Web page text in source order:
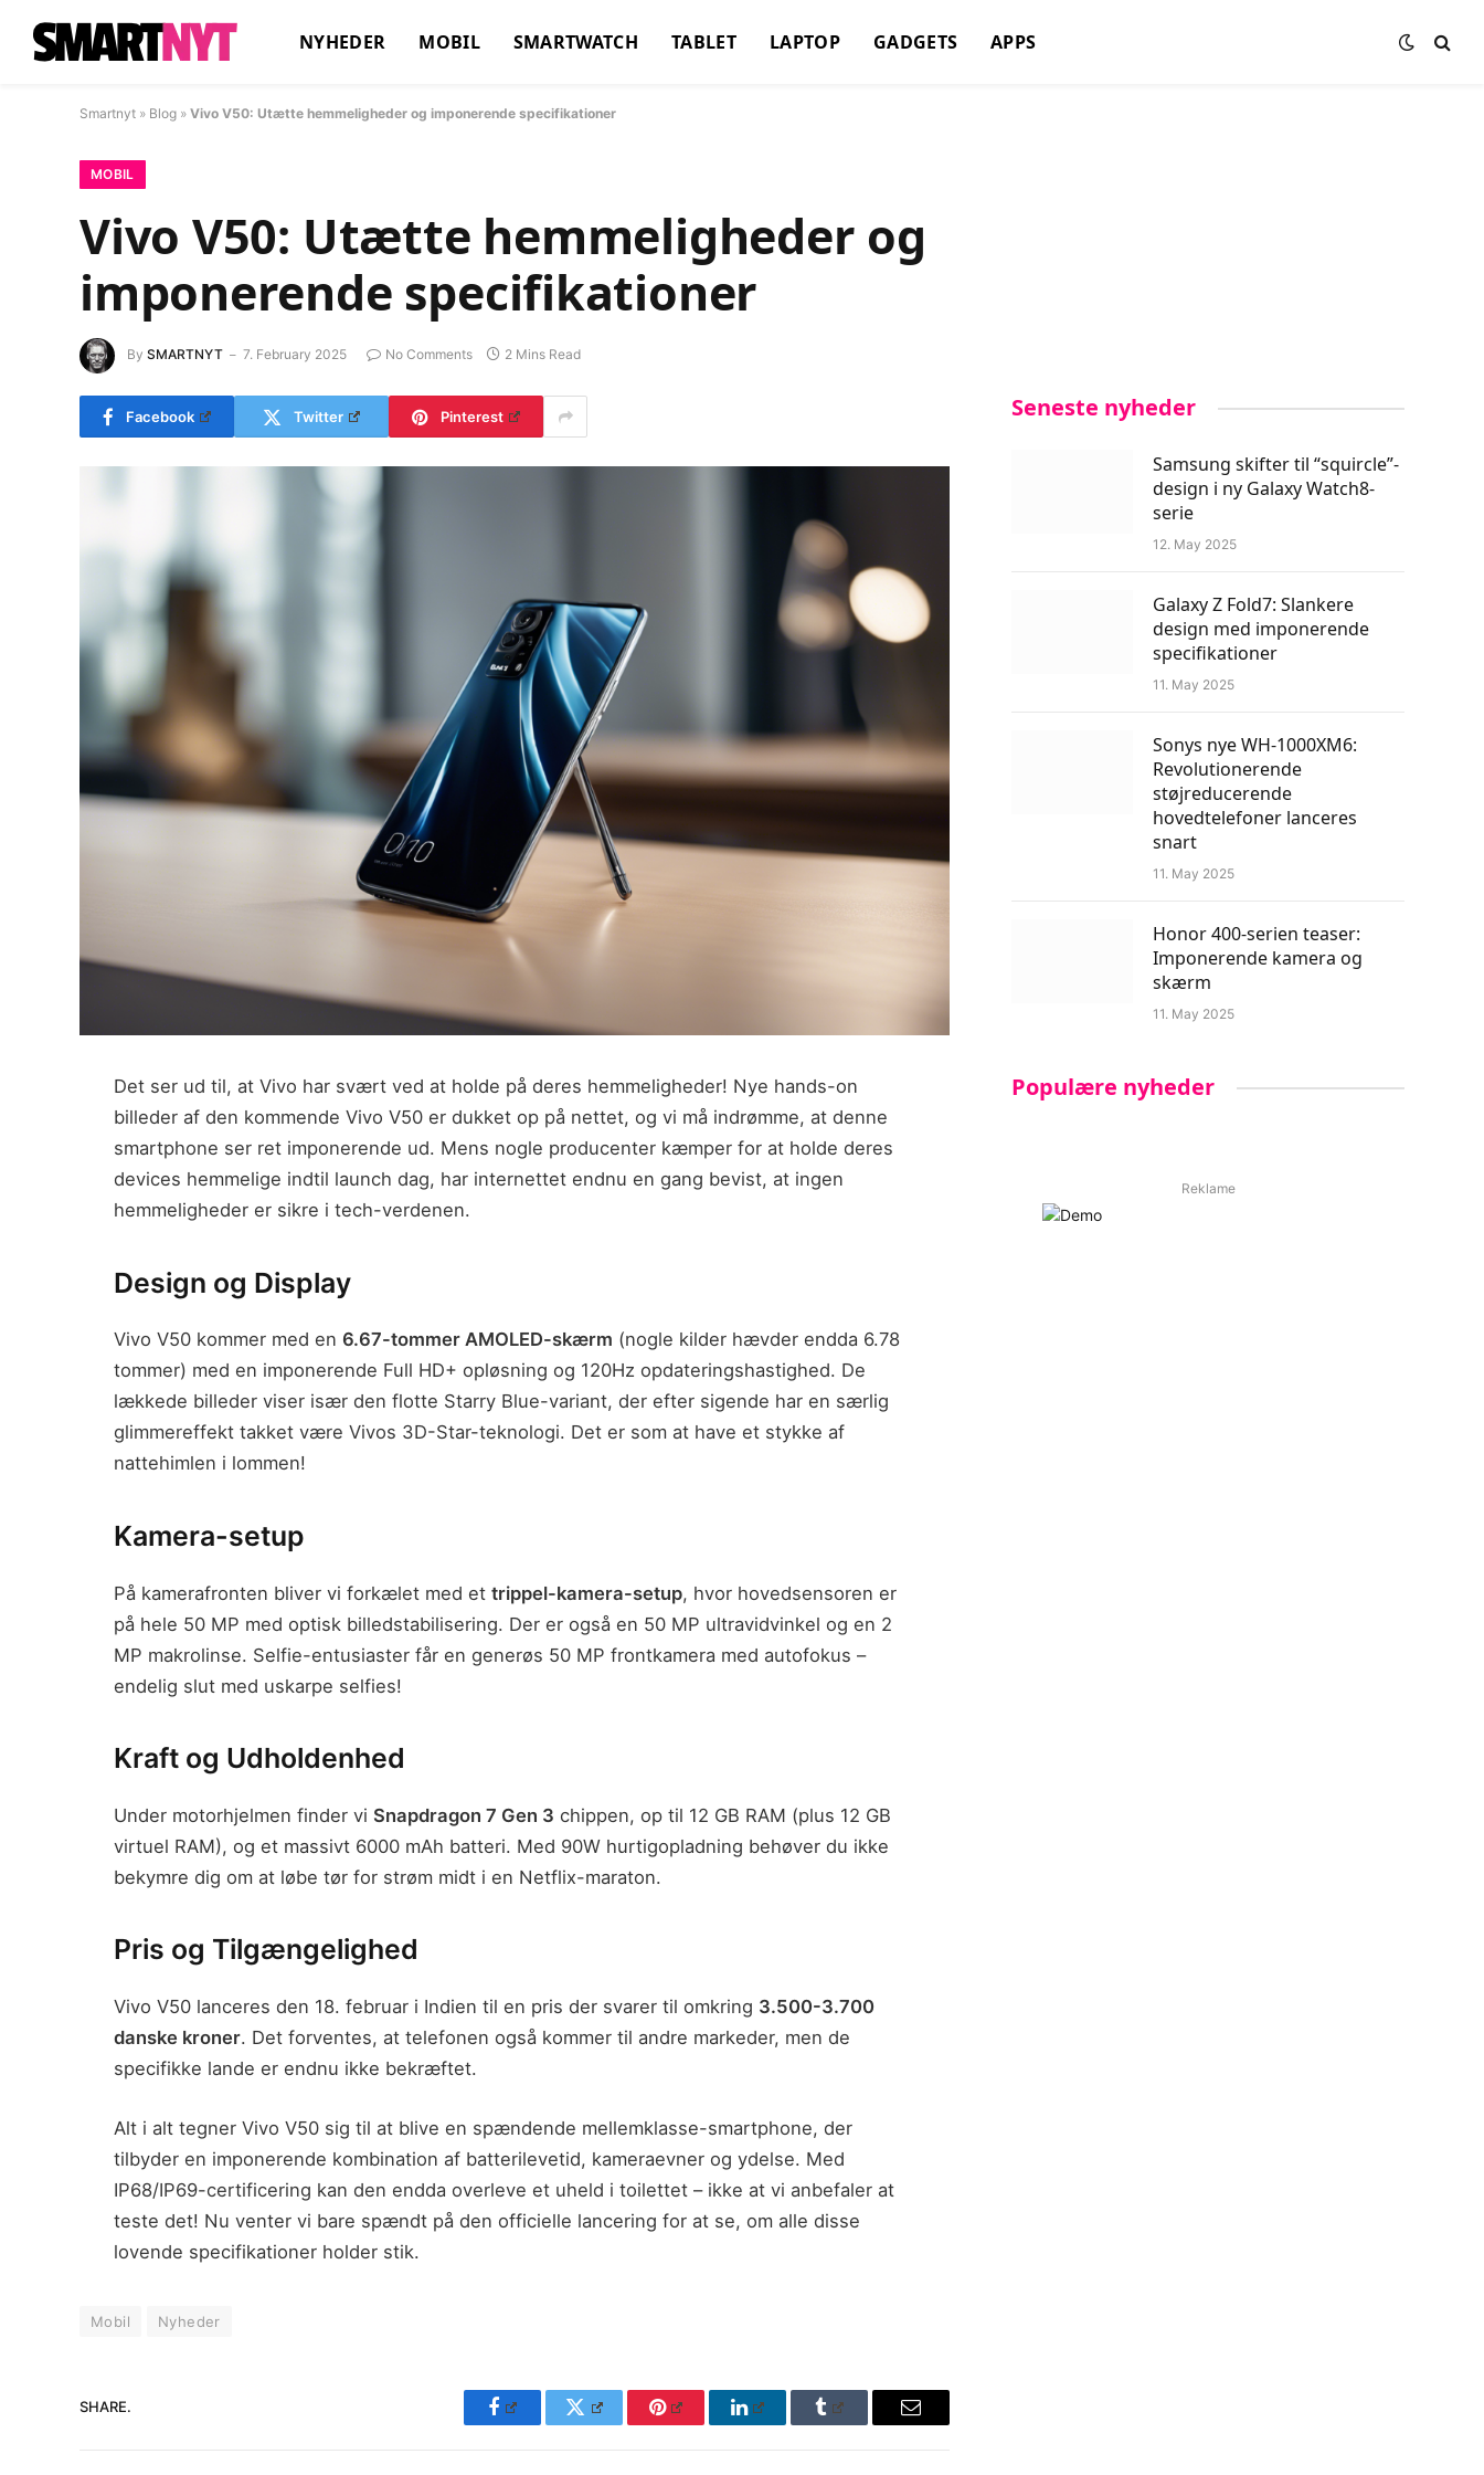
NYHEDER MOBIL SMARTWATCH TABLET LAPTOP GADGETS APPS
Smartnyt » Blog » Vivo V50: Utætte hemmeligheder og imponerende specifikationer
MOBIL
Vivo V50: Utætte hemmeligheder og
imponerende specifikationer
By SMARTNYT 7. February 2025 No Comments 2 Mins Read
Facebook Twitter Pinterest
Det ser ud til, at Vivo har svært ved at holde på deres hemmeligheder! Nye hands-on
billeder af den kommende Vivo V50 er dukket op på nettet, og vi må indrømme, at denne
smartphone ser ret imponerende ud. Mens nogle producenter kæmper for at holde deres
devices hemmelige indtil launch dag, har internettet endnu en gang bevist, at ingen
hemmeligheder er sikre i tech-verdenen.
Design og Display
Vivo V50 kommer med en 6.67-tommer AMOLED-skærm (nogle kilder hævder endda 6.78
tommer) med en imponerende Full HD+ opløsning og 120Hz opdateringshastighed. De
lækkede billeder viser især den flotte Starry Blue-variant, der efter sigende har en særlig
glimmereffekt takket være Vivos 3D-Star-teknologi. Det er som at have et stykke af
nattehimlen i lommen!
Kamera-setup
På kamerafronten bliver vi forkælet med et trippel-kamera-setup, hvor hovedsensoren er
på hele 50 MP med optisk billedstabilisering. Der er også en 50 MP ultravidvinkel og en 2
MP makrolinse. Selfie-entusiaster får en generøs 50 MP frontkamera med autofokus –
endelig slut med uskarpe selfies!
Kraft og Udholdenhed
Under motorhjelmen finder vi Snapdragon 7 Gen 3 chippen, op til 12 GB RAM (plus 12 GB
virtuel RAM), og et massivt 6000 mAh batteri. Med 90W hurtigopladning behøver du ikke
bekymre dig om at løbe tør for strøm midt i en Netflix-maraton.
Pris og Tilgængelighed
Vivo V50 lanceres den 18. februar i Indien til en pris der svarer til omkring 3.500-3.700
danske kroner. Det forventes, at telefonen også kommer til andre markeder, men de
specifikke lande er endnu ikke bekræftet.
Alt i alt tegner Vivo V50 sig til at blive en spændende mellemklasse-smartphone, der
tilbyder en imponerende kombination af batterilevetid, kameraevner og ydelse. Med
IP68/IP69-certificering kan den endda overleve et uheld i toilettet – ikke at vi anbefaler at
teste det! Nu venter vi bare spændt på den officielle lancering for at se, om alle disse
lovende specifikationer holder stik.
Mobil Nyheder
SHARE.
Facebook Twitter Pinterest LinkedIn Tumblr Email
Seneste nyheder
Samsung skifter til “squircle”-
design i ny Galaxy Watch8-
serie
12. May 2025
Galaxy Z Fold7: Slankere
design med imponerende
specifikationer
11. May 2025
Sonys nye WH-1000XM6:
Revolutionerende
støjreducerende
hovedtelefoner lanceres
snart
11. May 2025
Honor 400-serien teaser:
Imponerende kamera og
skærm
11. May 2025
Populære nyheder
Reklame